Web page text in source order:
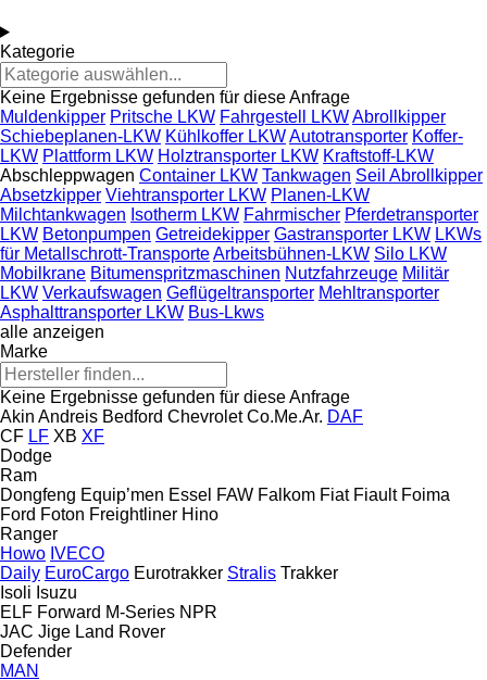
Kategorie
Keine Ergebnisse gefunden für diese Anfrage
Muldenkipper Pritsche LKW Fahrgestell LKWAbrollkipper
Schiebeplanen-LKW Kühlkoffer LKWAutotransporter Koffer-
LKW Plattform LKW Holztransporter LKW Kraftstoff-LKW
Abschleppwagen Container LKW Tankwagen Seil Abrollkipper
Absetzkipper Viehtransporter LKW Planen-LKW
Milchtankwagen Isotherm LKW Fahrmischer Pferdetransporter
LKW Betonpumpen Getreidekipper Gastransporter LKW LKWs
für Metallschrott-TransporteArbeitsbühnen-LKW Silo LKW
Mobilkrane Bitumenspritzmaschinen Nutzfahrzeuge Militär
LKW Verkaufswagen Geflügeltransporter Mehltransporter
Asphalttransporter LKW Bus-Lkws
alle anzeigen
Marke
Keine Ergebnisse gefunden für diese Anfrage
Akin Andreis Bedford Chevrolet Co.Me.Ar. DAF
CF LF XB XF
Dodge
Ram
Dongfeng Equip’men Essel FAW Falkom Fiat Fiault Foima
Ford Foton Freightliner Hino
Ranger
Howo IVECO
Daily EuroCargo Eurotrakker Stralis Trakker
Isoli Isuzu
ELF Forward M-Series NPR
JAC Jige Land Rover
Defender
MAN